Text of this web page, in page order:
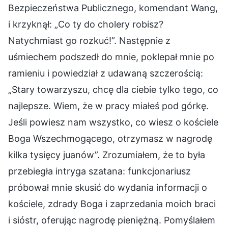
Bezpieczeństwa Publicznego, komendant Wang,
i krzyknął: „Co ty do cholery robisz?
Natychmiast go rozkuć!”. Następnie z
uśmiechem podszedł do mnie, poklepał mnie po
ramieniu i powiedział z udawaną szczerością:
„Stary towarzyszu, chcę dla ciebie tylko tego, co
najlepsze. Wiem, że w pracy miałeś pod górkę.
Jeśli powiesz nam wszystko, co wiesz o kościele
Boga Wszechmogącego, otrzymasz w nagrodę
kilka tysięcy juanów”. Zrozumiałem, że to była
przebiegła intryga szatana: funkcjonariusz
próbował mnie skusić do wydania informacji o
kościele, zdrady Boga i zaprzedania moich braci
i sióstr, oferując nagrodę pieniężną. Pomyślałem